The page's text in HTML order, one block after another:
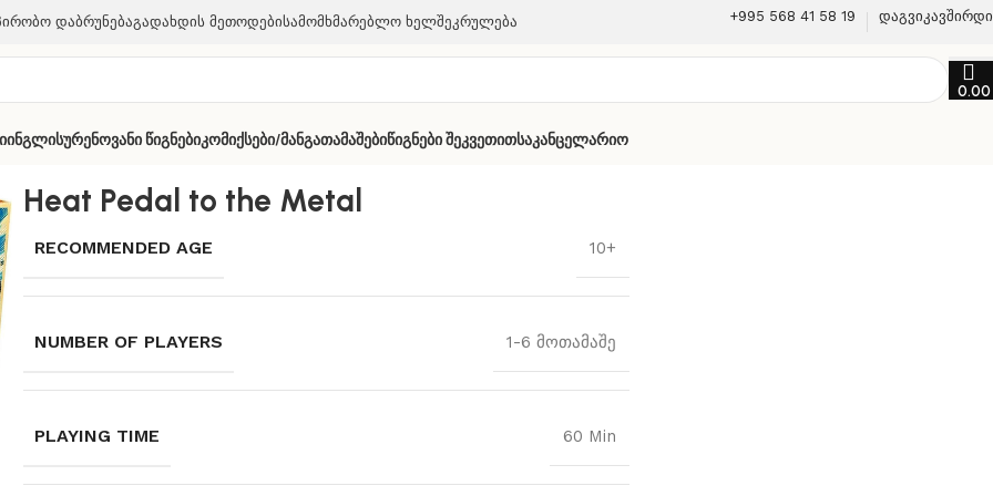
ᲓაბრუნებაᲒადახდის ᲛეთოდებიᲡამომხმარებლო Ხელშეკრულება +995 568 41 58 19
0.00
Ინგლისურენოვანი ᲬიგნებიᲙომიქსები/მანგაᲗამაშებიᲬიგნები ᲨეკვეთითᲡაკანცელარიო
Heat Pedal to the Metal
RECOMMENDED AGE 10+
NUMBER OF PLAYERS 1-6 მოთამაშე
PLAYING TIME 60 Min